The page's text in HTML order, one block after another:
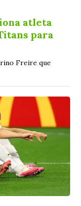
atleta
para
Freire que